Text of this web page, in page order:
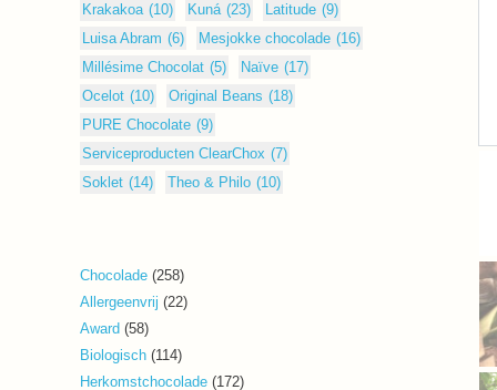
Krakakoa (10) Kuná (23) Latitude (9)
Luisa Abram (6) Mesjokke chocolade (16)
Millésime Chocolat (5) Naïve (17)
Ocelot (10) Original Beans (18)
PURE Chocolate (9)
Serviceproducten ClearChox (7)
Soklet (14) Theo & Philo (10)
Chocolade 258258
producten
Allergeenvrij 2222
Award 5858
producten
Biologisch 114114
producten
Herkomstchocolade 172172